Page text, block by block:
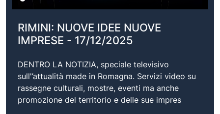
RIMINI: NUOVE IDEE NUOVE
IMPRESE - 17/12/2025
DENTRO LA NOTIZIA, speciale televisivo
sull'’attualità made in Romagna. Servizi video su
rassegne culturali, mostre, eventi ma anche
promozione del territorio e delle sue impres